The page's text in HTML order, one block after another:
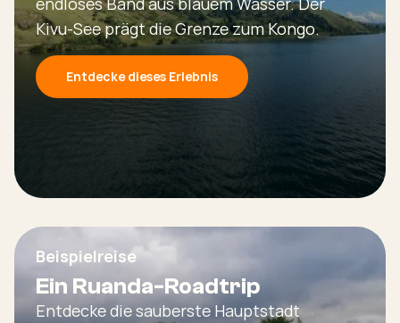
Kivu-See prägt die Grenze zum Kongo.
Entdecke dieses Erlebnis
Beispielreise
Ein Ruanda-Roadtrip
Entdecke die sauberste Hauptstadt